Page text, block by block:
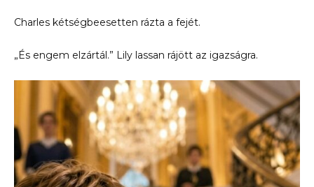
Charles kétségbeesetten rázta a fejét.
„És engem elzártál.” Lily lassan rájött az igazságra.